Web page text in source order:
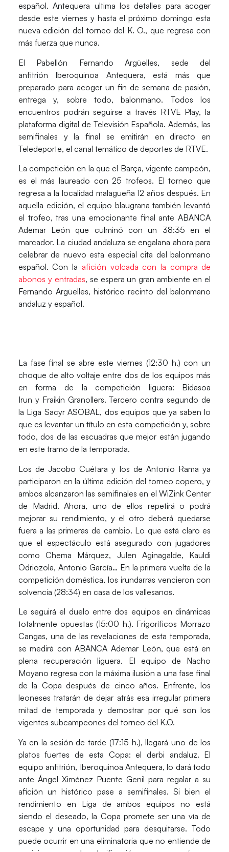
español.Antequera ultima los detalles para acoger
desde este viernes y hasta el próximo domingo esta
nueva edición del torneo del K. O., que regresa con
más fuerza que nunca.
El Pabellón Fernando Argüelles, sede del
anfitrión Iberoquinoa Antequera, está más que
preparado para acoger un fin de semana de pasión,
entrega y, sobre todo, balonmano. Todos los
encuentros podrán seguirse a través RTVE Play, la
plataforma digital de Televisión Española. Además, las
semifinales y la final se emitirán en directo en
Teledeporte, el canal temático de deportes de RTVE.
La competición en la que el Barça, vigente campeón,
es el más laureado con 25 trofeos. El torneo que
regresa a la localidad malagueña 12 años después. En
aquella edición, el equipo blaugrana también levantó
el trofeo, tras una emocionante final ante ABANCA
Ademar León que culminó con un 38:35 en el
marcador. La ciudad andaluza se engalana ahora para
celebrar de nuevo esta especial cita del balonmano
español. Con la afición volcada con la compra de
abonos y entradas, se espera un gran ambiente en el
Fernando Argüelles, histórico recinto del balonmano
andaluz y español.
La fase final se abre este viernes (12:30 h.) con un
choque de alto voltaje entre dos de los equipos más
en forma de la competición liguera: Bidasoa
Irun yFraikin Granollers.Tercero contra segundo de
la Liga Sacyr ASOBAL, dos equipos que ya saben lo
que es levantar un título en esta competición y, sobre
todo, dos de las escuadras que mejor están jugando
en este tramo de la temporada.
Los deJacobo Cuétara y los de Antonio Ramaya
participaron en la última edición del torneo copero, y
ambos alcanzaron las semifinales en el WiZink Center
de Madrid. Ahora, uno de ellos repetirá o podrá
mejorar su rendimiento, y el otro deberá quedarse
fuera a las primeras de cambio. Lo que está claro es
que el espectáculo está asegurado con jugadores
como Chema Márquez, Julen Aginagalde, Kauldi
Odriozola, Antonio García… En la primera vuelta de la
competición doméstica, los irundarras vencieron con
solvencia (28:34) en casa de los vallesanos.
Le seguirá el duelo entre dos equipos en dinámicas
totalmente opuestas (15:00 h.). Frigoríficos Morrazo
Cangas, una de las revelaciones de esta temporada,
se medirá conABANCA Ademar León, que está en
plena recuperación liguera. El equipo de Nacho
Moyano regresa con la máxima ilusión a una fase final
de la Copa después de cinco años. Enfrente, los
leoneses tratarán de dejar atrás esa irregular primera
mitad de temporada y demostrar por qué son los
vigentes subcampeones del torneo del K.O.
Ya en la sesión de tarde (17:15 h.), llegará uno de los
platos fuertes de esta Copa: el derbi andaluz. El
equipo anfitrión, Iberoquinoa Antequera, lo dará todo
ante Ángel Ximénez Puente Genilpara regalar a su
afición un histórico pase a semifinales. Si bien el
rendimiento en Liga de ambos equipos no está
siendo el deseado, la Copa promete ser una vía de
escape y una oportunidad para desquitarse. Todo
puede ocurrir en una eliminatoria que no entiende de